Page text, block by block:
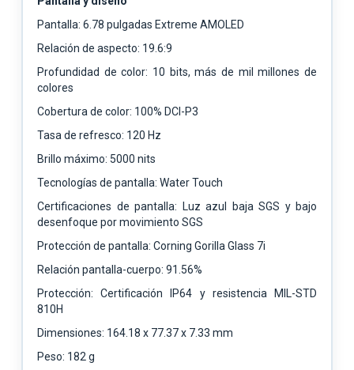
Pantalla: 6.78 pulgadas Extreme AMOLED
Relación de aspecto: 19.6:9
Profundidad de color: 10 bits, más de mil millones de
colores
Cobertura de color: 100% DCI-P3
Tasa de refresco: 120 Hz
Brillo máximo: 5000 nits
Tecnologías de pantalla: Water Touch
Certificaciones de pantalla: Luz azul baja SGS y bajo
desenfoque por movimiento SGS
Protección de pantalla: Corning Gorilla Glass 7i
Relación pantalla-cuerpo: 91.56%
Protección: Certificación IP64 y resistencia MIL-STD
810H
Dimensiones: 164.18 x 77.37 x 7.33 mm
Peso: 182 g